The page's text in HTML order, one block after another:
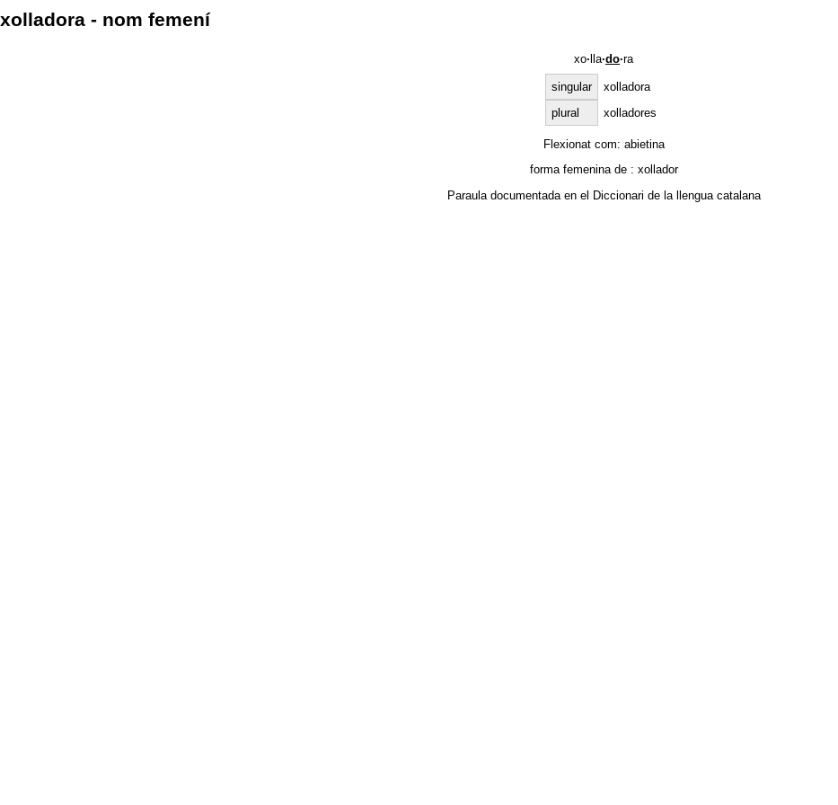
xolladora - nom femení
xo· lla·do·ra
singular
xolladora
plural
xolladores
Flexionat com: abietina
forma femenina de : xollador
Paraula documentada en el Diccionari de la llengua catalana